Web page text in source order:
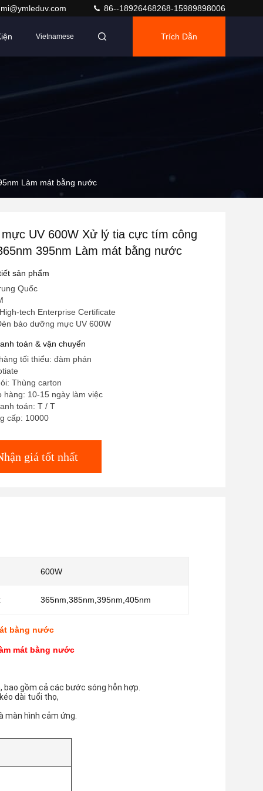
86--18926468268-15989898006
Vietnamese Trích Dẫn
Làm mát bằng nước
UV 600W Xử lý tia cực tím công
395nm Làm mát bằng nước
sản phẩm
Quốc
tech Enterprise Certificate
bảo dưỡng mực UV 600W
toán & vận chuyển
tối thiểu: đàm phán
Thùng carton
hàng: 10-15 ngày làm việc
toán: T / T
cấp: 10000
giá tốt nhất
600W
365nm,385nm,395nm,405nm
bằng nước
mát bằng nước
gồm cả các bước sóng hỗn hợp.
dài tuổi thọ,
màn hình cảm ứng.